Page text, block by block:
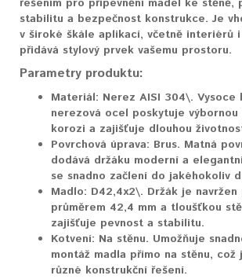
stabilitu a bezpečnost konstrukce. Je
v široké škále aplikací, včetně interiérů
přidává stylový prvek vašemu prostoru.
Parametry produktu:
Materiál: Nerez AISI 304\. Vysoce
nerezová ocel poskytuje
korozi a zajišťuje dlouhou
Povrchová úprava: Brus. Matná
dodává držáku moderní a
se snadno začlení do jakéhokoliv
Madlo: D42,4x2\. Držák je
průměrem 42,4 mm a tloušťkou
zajišťuje pevnost a stabilitu.
Kotvení: Na stěnu. Umožňuje
montáž madla přímo na stěnu,
různé konstrukční řešení.